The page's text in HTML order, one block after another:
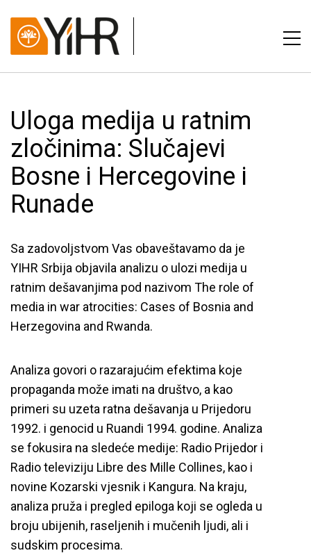
Uloga medija u ratnim
zločinima: Slučajevi
Bosne i Hercegovine i
Runade
Sa zadovoljstvom Vas obaveštavamo da je
YIHR Srbija objavila analizu o ulozi medija u
ratnim dešavanjima pod nazivom The role of
media in war atrocities: Cases of Bosnia and
Herzegovina and Rwanda.
Analiza govori o razarajućim efektima koje
propaganda može imati na društvo, a kao
primeri su uzeta ratna dešavanja u Prijedoru
1992. i genocid u Ruandi 1994. godine. Analiza
se fokusira na sledeće medije: Radio Prijedor i
Radio televiziju Libre des Mille Collines, kao i
novine Kozarski vjesnik i Kangura. Na kraju,
analiza pruža i pregled epiloga koji se ogleda u
broju ubijenih, raseljenih i mučenih ljudi, ali i
sudskim procesima.